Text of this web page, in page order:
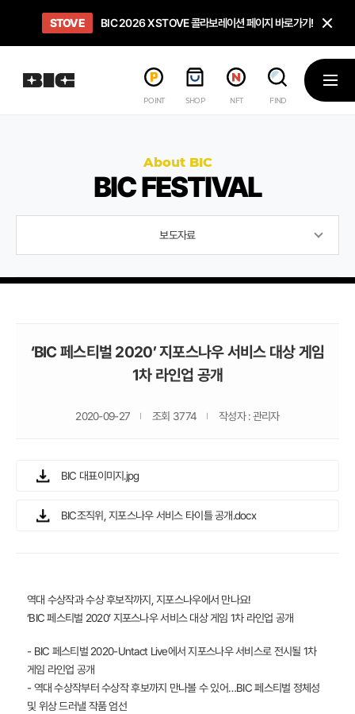
OPEN BIC 2026 STEAM SALE PAGE
STOVE BIC 2026 X STOVE 콜라보레이션 페이지 바로가기!
희망스튜디오 아이들에게 희망 버프 주고, 닌텐도 스위치2 받기!
GO TO 인디게임 테스트 베드 '비라운지' 바로가기!
GO TO '인디게임 큐레이션' 페이지 바로가기!
POINT SHOP NFT FIND
메뉴
About BIC
BIC FESTIVAL
보도자료
‘BIC 페스티벌 2020’ 지포스나우 서비스 대상 게임
1차 라인업 공개
2020-09-27 조회 3774 작성자 : 관리자
BIC 대표이미지.jpg
BIC조직위, 지포스나우 서비스 타이틀 공개.docx
역대 수상작과 수상 후보작까지, 지포스나우에서 만나요!
‘BIC 페스티벌 2020’ 지포스나우 서비스 대상 게임 1차 라인업 공개
- BIC 페스티벌 2020-Untact Live에서 지포스나우 서비스로 전시될 1차
게임 라인업 공개
- 역대 수상작부터 수상작 후보까지 만나볼 수 있어…BIC 페스티벌 정체성
및 위상 드러낼 작품 엄선